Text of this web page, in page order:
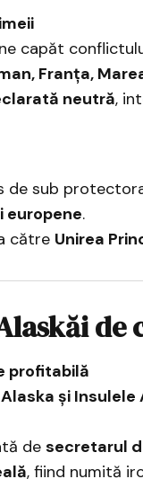
capăt
Franța,
neutră,
de sub
europene.
către Unirea
de
profitabilă
Alaska și Insulele
de secretarul
, fiind numită